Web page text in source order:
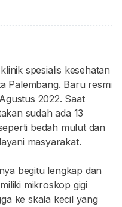
spesialis kesehatan
Palembang. Baru resmi
2022. Saat
sudah ada 13
bedah mulut dan
masyarakat.
begitu lengkap dan
mikroskop gigi
ke skala kecil yang